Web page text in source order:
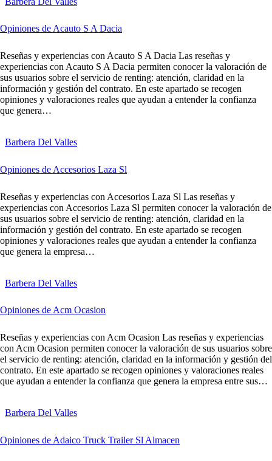
Opiniones de Acauto S A Dacia
Reseñas y experiencias con Acauto S A Dacia Las reseñas y
experiencias con Acauto S A Dacia permiten conocer la valoración de
sus usuarios sobre el servicio de renting: atención, claridad en la
información y gestión del contrato. En este apartado se recogen
opiniones y valoraciones reales que ayudan a entender la confianza
que genera…
Barbera Del Valles
Opiniones de Accesorios Laza Sl
Reseñas y experiencias con Accesorios Laza Sl Las reseñas y
experiencias con Accesorios Laza Sl permiten conocer la valoración de
sus usuarios sobre el servicio de renting: atención, claridad en la
información y gestión del contrato. En este apartado se recogen
opiniones y valoraciones reales que ayudan a entender la confianza
que genera la empresa…
Barbera Del Valles
Opiniones de Acm Ocasion
Reseñas y experiencias con Acm Ocasion Las reseñas y experiencias
con Acm Ocasion permiten conocer la valoración de sus usuarios sobre
el servicio de renting: atención, claridad en la información y gestión del
contrato. En este apartado se recogen opiniones y valoraciones reales
que ayudan a entender la confianza que genera la empresa entre sus…
Barbera Del Valles
Opiniones de Adaico Truck Trailer Sl Almacen